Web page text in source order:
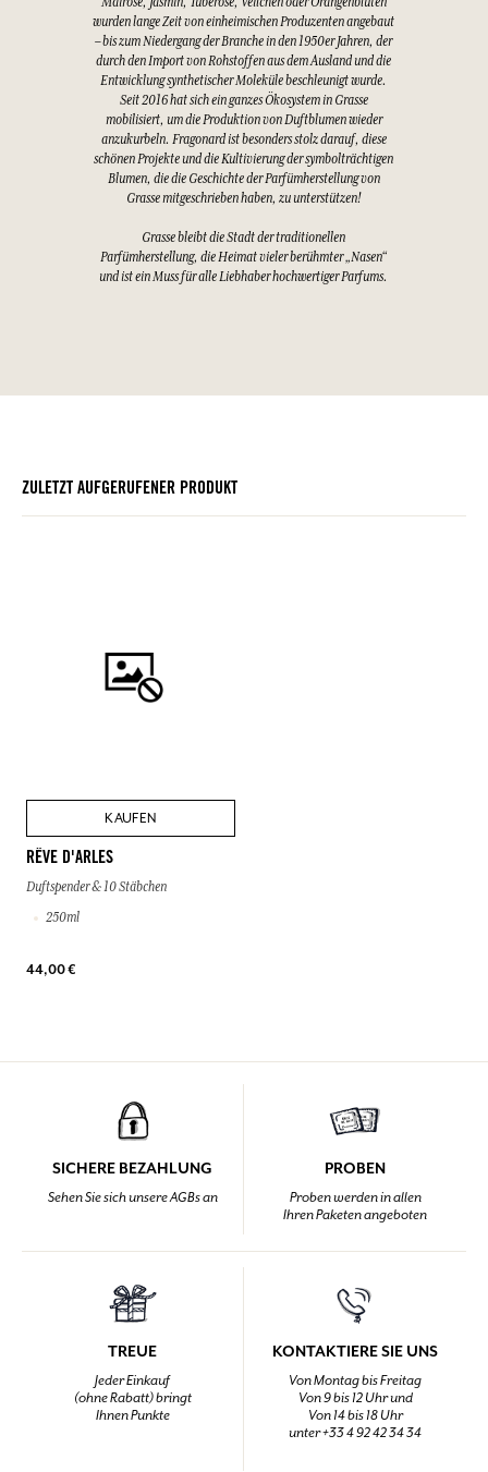
wurden lange Zeit von einheimischen Produzenten angebaut
– bis zum Niedergang der Branche in den 1950er Jahren, der
durch den Import von Rohstoffen aus dem Ausland und die
Entwicklung synthetischer Moleküle beschleunigt wurde.
Seit 2016 hat sich ein ganzes Ökosystem in Grasse
mobilisiert, um die Produktion von Duftblumen wieder
anzukurbeln. Fragonard ist besonders stolz darauf, diese
schönen Projekte und die Kultivierung der symbolträchtigen
Blumen, die die Geschichte der Parfümherstellung von
Grasse mitgeschrieben haben, zu unterstützen!
Grasse bleibt die Stadt der traditionellen
Parfümherstellung, die Heimat vieler berühmter „Nasen“
und ist ein Muss für alle Liebhaber hochwertiger Parfums.
ZULETZT AUFGERUFENER PRODUKT
KAUFEN
RÊVE D'ARLES
Duftspender & 10 Stäbchen
250ml
44,00 €
SICHERE BEZAHLUNG
Sehen Sie sich unsere AGBs an
PROBEN
Proben werden in allen
Ihren Paketen angeboten
TREUE
Jeder Einkauf
(ohne Rabatt) bringt
Ihnen Punkte
KONTAKTIERE SIE UNS
Von Montag bis Freitag
Von 9 bis 12 Uhr und
Von 14 bis 18 Uhr
unter +33 4 92 42 34 34